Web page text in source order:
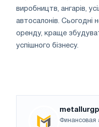
виробництв, ангарів,
автосалонів. Сьогодні
оренду, краще
успішного бізнесу.
Финансовая